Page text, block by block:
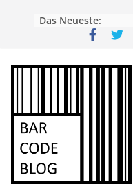
Das Neueste: